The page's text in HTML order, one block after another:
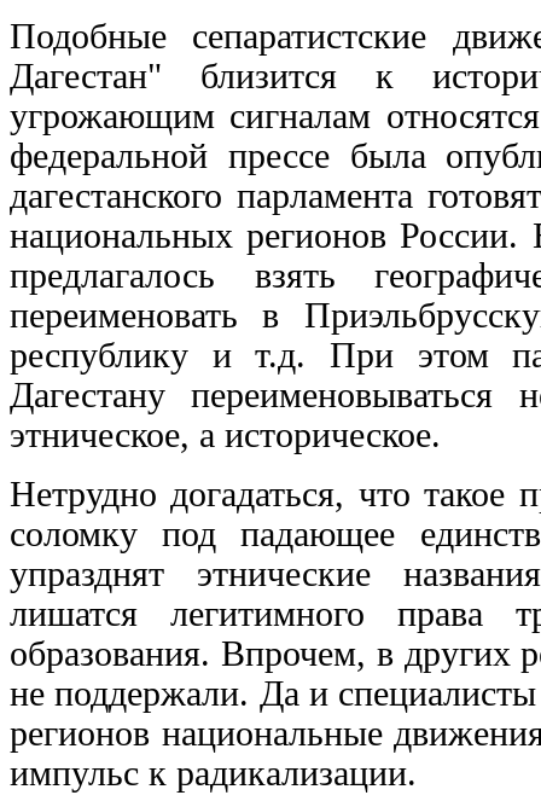
Подобные сепаратистские
Дагестан" близится к
угрожающим сигналам
федеральной прессе была
дагестанского парламента
национальных регионов России.
предлагалось взять
переименовать в
республику и т.д. При этом
Дагестану
этническое, а историческое.
Нетрудно догадаться, что такое
соломку под падающее
упразднят этнические
лишатся легитимного права
образования. Впрочем, в других
не поддержали. Да и
регионов национальные
импульс к радикализации.